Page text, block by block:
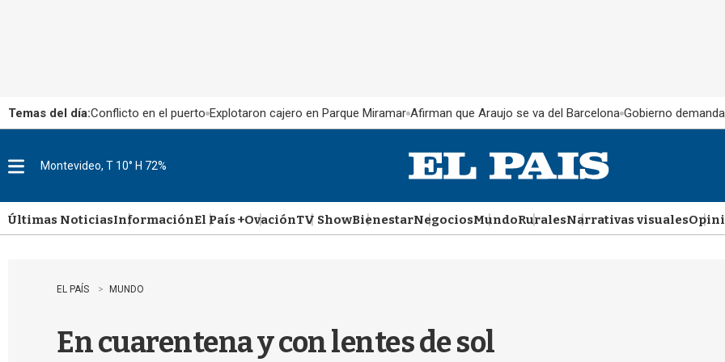
Temas del día:Conflicto en el puerto Explotaron cajero en Parque Miramar Afirman que Araujo se va del Barcelona Gobierno
u
Montevideo, T 10° H 72%
Últimas NoticiasInformaciónEl País +OvaciónTV ShowBienestarNegociosMundoRuralesNarrativas visuales
EL PAÍS MUNDO
En cuarentena y con lentes de sol